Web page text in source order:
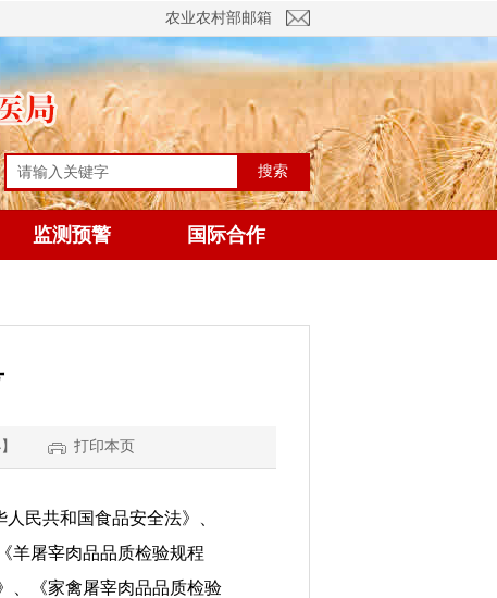
农业农村部邮箱
搜索
监测预警 国际合作
】 打印本页
民共和国食品安全法》、
羊屠宰肉品品质检验规程
、《家禽屠宰肉品品质检验